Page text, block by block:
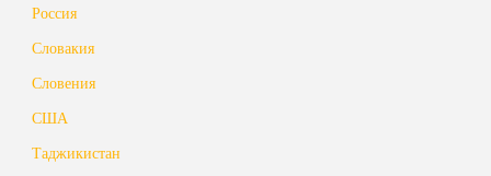
Россия
Словакия
Словения
США
Таджикистан